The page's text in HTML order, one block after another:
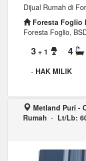
Dijual Rumah di
Foresta Foglio
Foresta Foglio,
3 + 1 4
- HAK MILIK
Metland Puri -
Rumah - Lt/Lb: